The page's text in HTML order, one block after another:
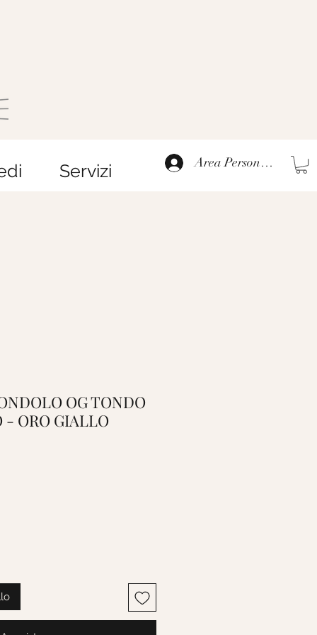
Servizi Area Personale
OG TONDO
- ORO GIALLO